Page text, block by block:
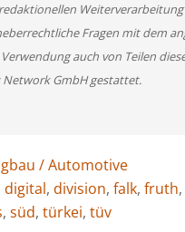
Fragen mit dem
auch von Teilen
GmbH gestattet.
/ Automotive
digital, division, falk, fruth,
, süd, türkei, tüv